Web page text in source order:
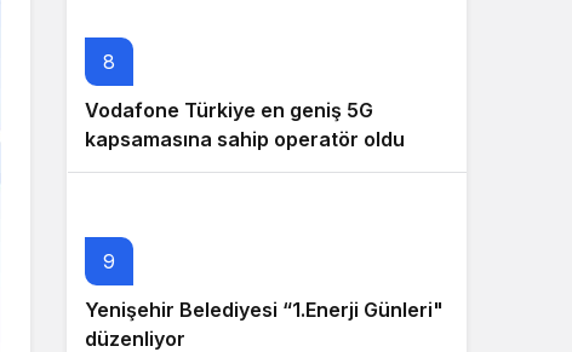
8
Vodafone Türkiye en geniş 5G
kapsamasına sahip operatör oldu
9
Yenişehir Belediyesi “1.Enerji Günleri"
düzenliyor